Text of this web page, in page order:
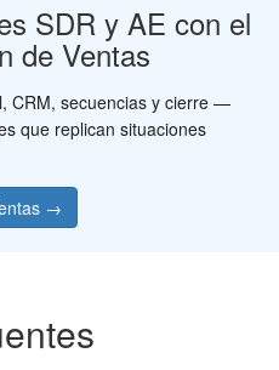
SDR y AE con el
de Ventas
CRM, secuencias y cierre —
que replican situaciones
→